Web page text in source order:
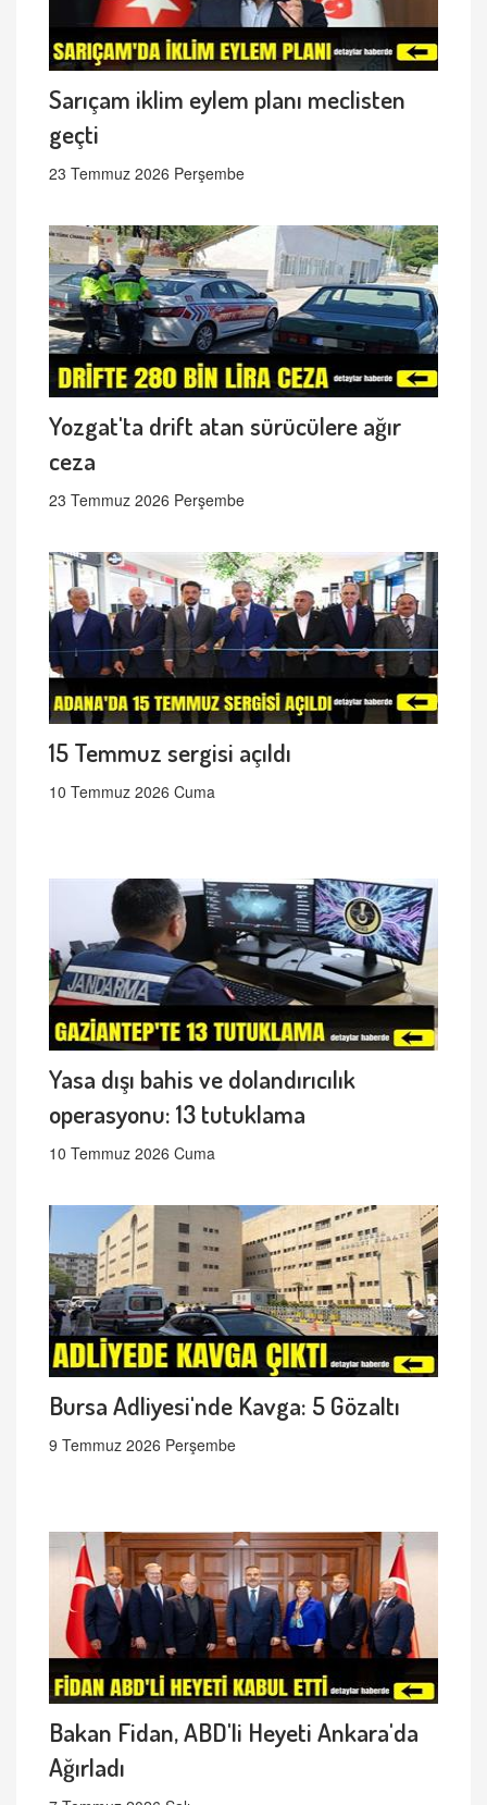
Sarıçam iklim eylem planı meclisten
geçti
23 Temmuz 2026 Perşembe
Yozgat'ta drift atan sürücülere ağır
ceza
23 Temmuz 2026 Perşembe
15 Temmuz sergisi açıldı
10 Temmuz 2026 Cuma
Yasa dışı bahis ve dolandırıcılık
operasyonu: 13 tutuklama
10 Temmuz 2026 Cuma
Bursa Adliyesi'nde Kavga: 5 Gözaltı
9 Temmuz 2026 Perşembe
Bakan Fidan, ABD'li Heyeti Ankara'da
Ağırladı